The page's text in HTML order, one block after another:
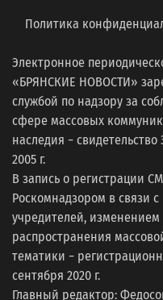
Политика
Электронное
«БРЯНСКИЕ НОВОСТИ»
службой по надзору за
сфере массовых
наследия −
2005 г.
В запись о регистрации
Роскомнадзором в связи
учредителей,
распространения
тематики −
сентября 2020 г.
Главный редактор: